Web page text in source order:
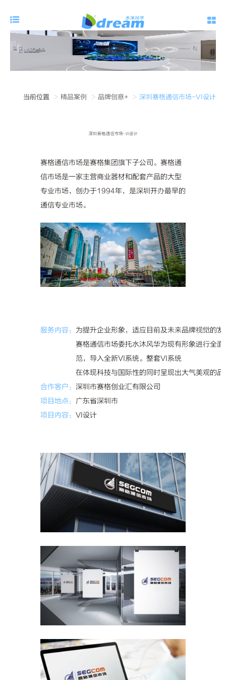
当前位置 精品案例 品牌创意+ 深圳赛格通信市场-VI设计
赛格通信市场是赛格集团旗下子公司。赛格通
信市场是一家主营商业器材和配套产品的大型
专业市场，创办于1994年，是深圳开办最早的
通信专业市场。
服务内容： 为提升企业形象，适应目前及未来品牌视觉的发
赛格通信市场委托水沐风华为现有形象进行全面
范，导入全新VI系统。 整套VI系统
在体现科技与国际性的同时呈现出大气美观的品
合作客户： 深圳市赛格创业汇有限公司
项目地点： 广东省深圳市
项目内容： VI设计